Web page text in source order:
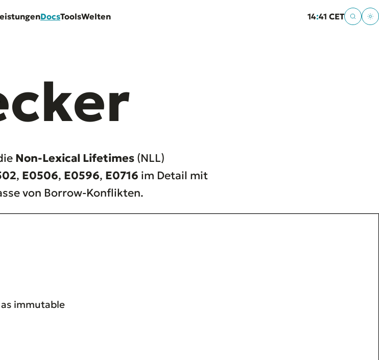
DocsToolsWelten 14:41 CET
Non-Lexical Lifetimes (NLL)
, E0506, E0596, E0716 im Detail mit
von Borrow-Konflikten.
immutable